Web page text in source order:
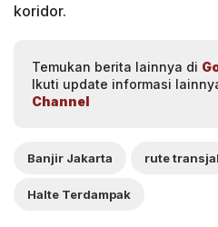
koridor.
Temukan berita lainnya di
Ikuti update informasi
Channel
Banjir Jakarta rute
Halte Terdampak